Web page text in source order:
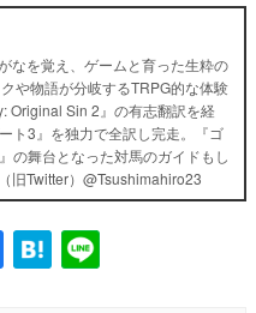
なを覚え、ゲームと育った生粋の
や物語が分岐するTRPG的な体験
Original Sin 2』の有志翻訳を経
ト3』を独力で全訳し完走。『ゴ
の舞台となった対馬のガイドもし
旧Twitter）@Tsushimahiro23